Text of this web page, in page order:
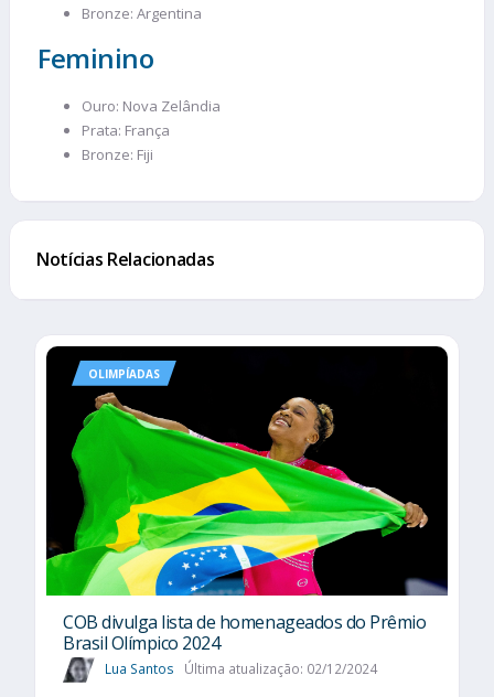
Bronze: Argentina
Feminino
Ouro: Nova Zelândia
Prata: França
Bronze: Fiji
Notícias Relacionadas
OLIMPÍADAS
COB divulga lista de homenageados do Prêmio
Brasil Olímpico 2024
Lua Santos Última atualização: 02/12/2024